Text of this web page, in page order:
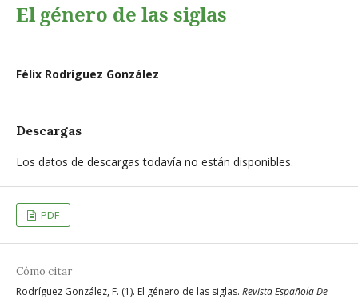
El género de las siglas
Félix Rodríguez González
Descargas
Los datos de descargas todavía no están disponibles.
PDF
Cómo citar
Rodríguez González, F. (1). El género de las siglas. Revista Española De